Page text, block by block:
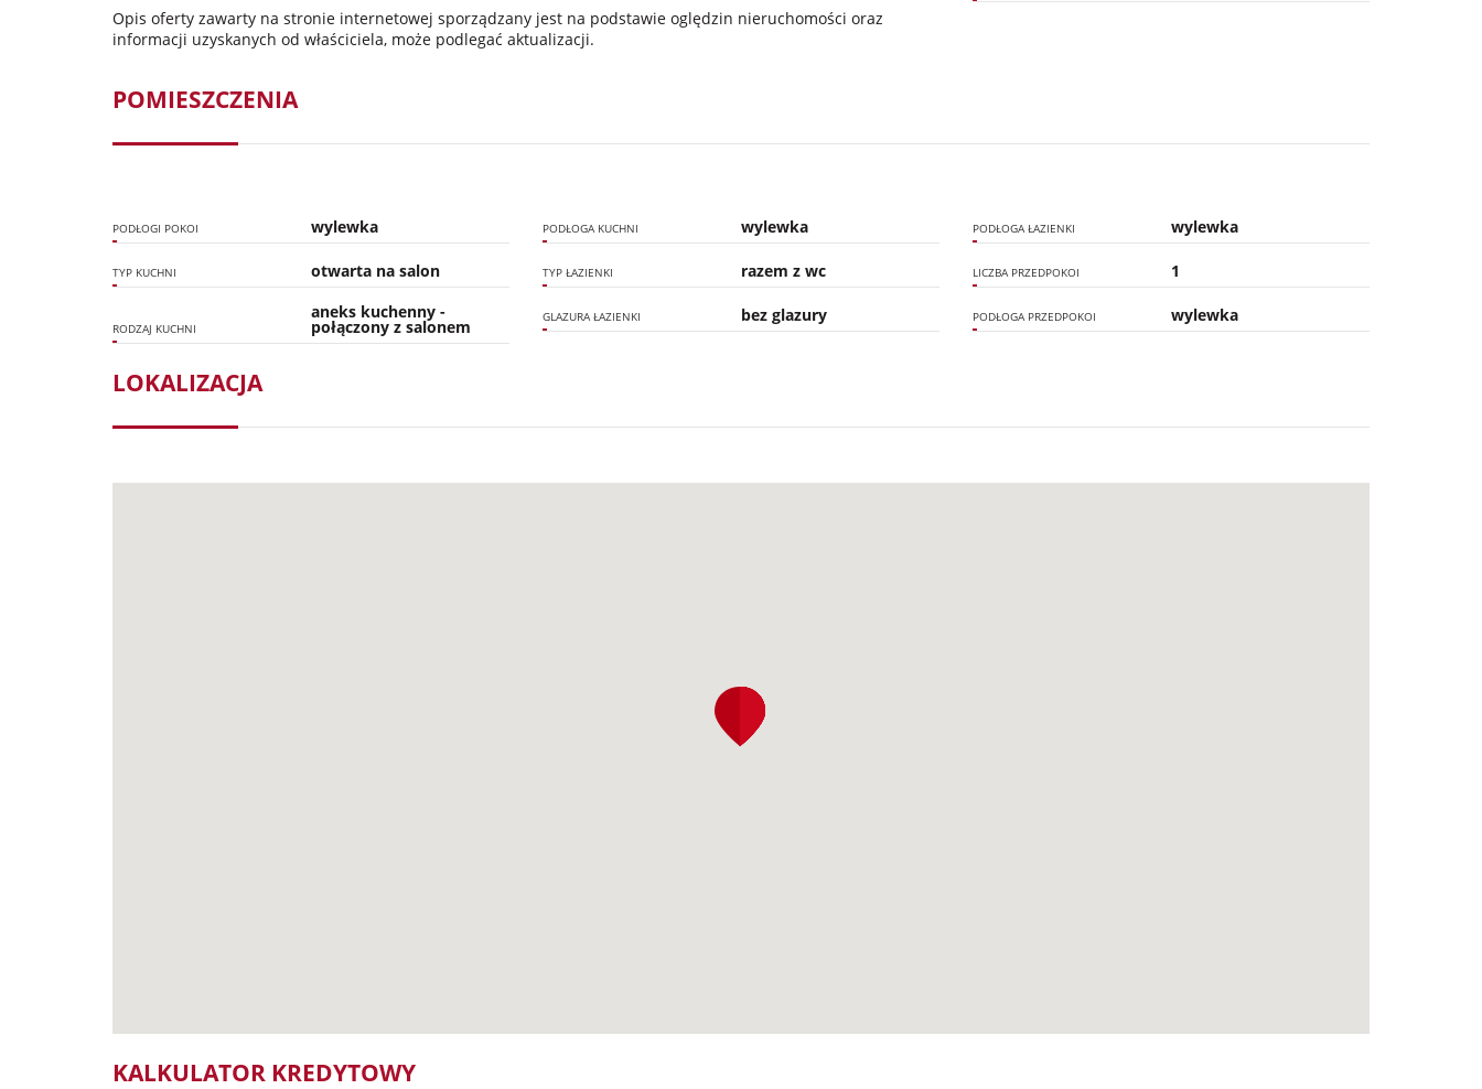
Opis oferty zawarty na stronie internetowej sporządzany jest na podstawie oględzin nieruchomości oraz
informacji uzyskanych od właściciela, może podlegać aktualizacji.
POMIESZCZENIA
PODŁOGI POKOI wylewka
TYP KUCHNI otwarta na salon
RODZAJ KUCHNI
aneks kuchenny -
połączony z salonem
PODŁOGA KUCHNI wylewka
TYP ŁAZIENKI razem z wc
GLAZURA ŁAZIENKI bez glazury
PODŁOGA ŁAZIENKI wylewka
LICZBA PRZEDPOKOI 1
PODŁOGA PRZEDPOKOI wylewka
LOKALIZACJA
KALKULATOR KREDYTOWY